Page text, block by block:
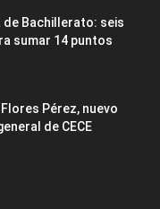
de Bachillerato: seis
sumar 14 puntos
Pérez, nuevo
de CECE